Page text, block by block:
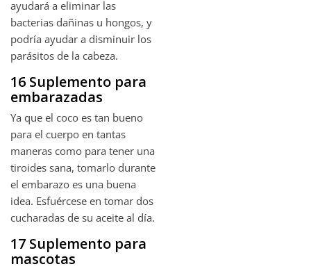
ayudará a eliminar las
bacterias dañinas u hongos, y
podría ayudar a disminuir los
parásitos de la cabeza.
16 Suplemento para
embarazadas
Ya que el coco es tan bueno
para el cuerpo en tantas
maneras como para tener una
tiroides sana, tomarlo durante
el embarazo es una buena
idea. Esfuércese en tomar dos
cucharadas de su aceite al día.
17 Suplemento para
mascotas